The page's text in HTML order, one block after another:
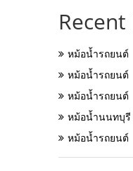
Recent
หม้อน้ำรถยนต์
หม้อน้ำรถยนต์
หม้อน้ำรถยนต์
หม้อน้ำนนทบุรี
หม้อน้ำรถยนต์